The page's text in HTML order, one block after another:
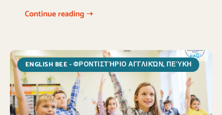
Continue reading ➝
ENGLISH BEE - ΦΡΟΝΤΙΣΤΉΡΙΟ ΑΓΓΛΙΚΏΝ, ΠΕΎΚΗ